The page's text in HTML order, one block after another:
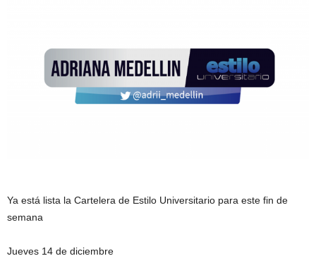
Ya está lista la Cartelera de Estilo Universitario para este fin de
semana
Jueves 14 de diciembre